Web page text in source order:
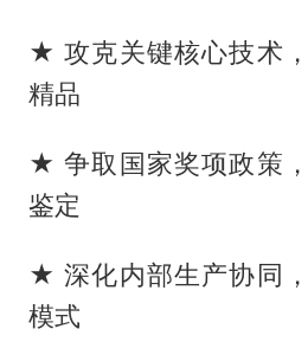
★ 攻克关键核心技术
精品
★ 争取国家奖项政策
鉴定
★ 深化内部生产协同
模式